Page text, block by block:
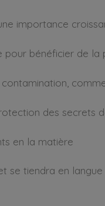
importance
bénéficier de
des secrets
en la matière
se tiendra en langue